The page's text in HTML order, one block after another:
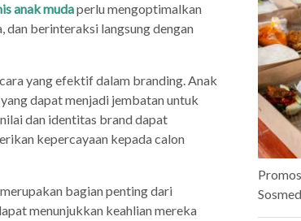
anak mudaperlu mengoptimalkan
berinteraksi langsung dengan
yang efektif dalam branding. Anak
dapat menjadi jembatan untuk
dan identitas brand dapat
kepercayaan kepada calon
bagian penting dari
menunjukkan keahlian mereka